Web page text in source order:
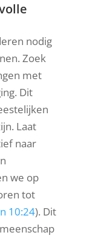
nodig
Zoek
met
Dit
Laat
naar
we op
tot
10:24). Dit